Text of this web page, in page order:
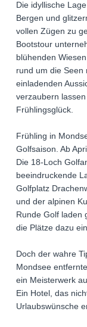
Die idyllische
Bergen und
vollen Zügen zu
Bootstour
blühenden
rund um die Seen
einladenden
verzaubern
Frühlingsglück.
Frühling in
Golfsaison. Ab
Die 18-Loch
beeindruckende
Golfplatz
und der alpinen
Runde Golf laden
die Plätze dazu
Doch der wahre
Mondsee
ein Meisterwerk
Ein Hotel, das
Urlaubswünsche